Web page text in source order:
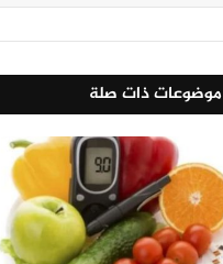
موضوعات ذات صلة